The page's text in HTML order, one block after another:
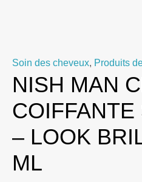
Soin des cheveux, Produits
NISH MAN
– LOOK
ML